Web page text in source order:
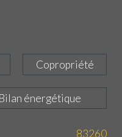
Copropriété
Bilan énergétique
83260